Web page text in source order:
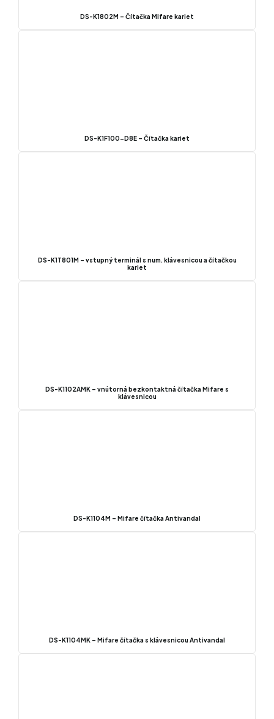
DS-K1802M – Čítačka Mifare kariet
DS-K1F100-D8E – Čítačka kariet
DS-K1T801M – vstupný terminál s num. klávesnicou a čítačkou
kariet
DS-K1102AMK – vnútorná bezkontaktná čítačka Mifare s
klávesnicou
DS-K1104M – Mifare čítačka Antivandal
DS-K1104MK – Mifare čítačka s klávesnicou Antivandal